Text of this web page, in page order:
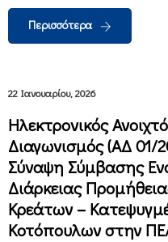
Περισσότερα
22 Ιανουαρίου, 2026
Ηλεκτρονικός
Διαγωνισμός (ΑΔ 01/
Σύναψη Σύμβασης
Διάρκειας
Κρεάτων –
Κοτόπουλων στην